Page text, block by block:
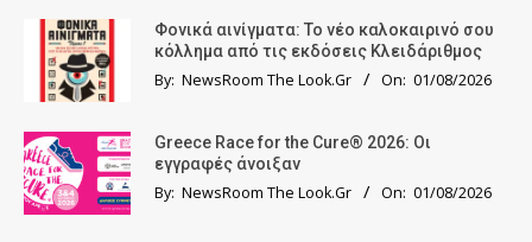
Φονικά αινίγματα: Το νέο καλοκαιρινό σου
κόλλημα από τις εκδόσεις Κλειδάριθμος
By: NewsRoom The Look.Gr On: 01/08/2026
Greece Race for the Cure® 2026: Οι
εγγραφές άνοιξαν
By: NewsRoom The Look.Gr On: 01/08/2026